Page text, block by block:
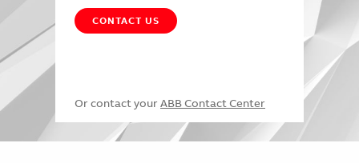
CONTACT US
Or contact your ABB Contact Center